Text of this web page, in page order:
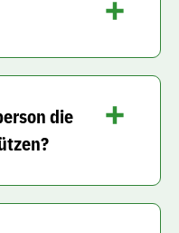
die